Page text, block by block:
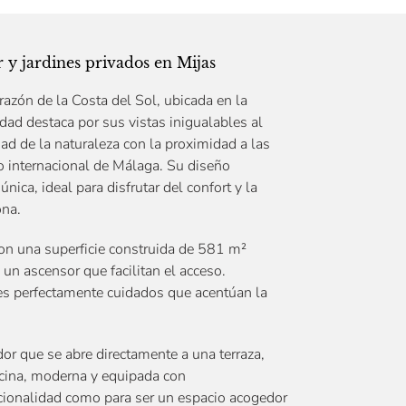
y jardines privados en Mijas
de la Costa del Sol, ubicada en la
destaca por sus vistas inigualables al
de la naturaleza con la proximidad a las
de Málaga. Su diseño
ideal para disfrutar del confort y la
una superficie construida de 581 m²
ascensor que facilitan el acceso.
perfectamente cuidados que acentúan la
que se abre directamente a una terraza,
moderna y equipada con
como para ser un espacio acogedor